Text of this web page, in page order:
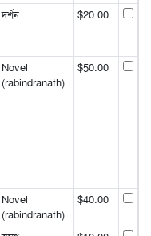
দর্শন $20.00
Novel
(rabindranath)
$50.00
Novel
(rabindranath)
$40.00